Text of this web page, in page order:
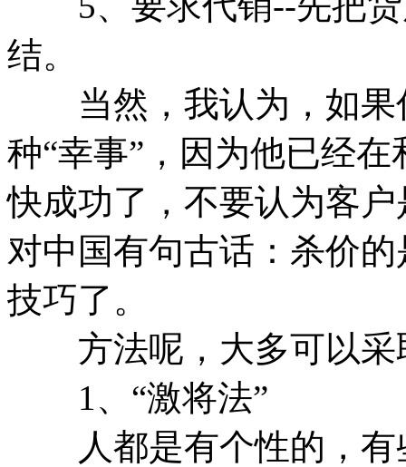
结。
当然，我认为，如果
种“幸事”，因为他已经
快成功了，不要认为客
对中国有句古话：杀价
技巧了。
方法呢，大多可以采
1、“激将法”
人都是有个性的，有